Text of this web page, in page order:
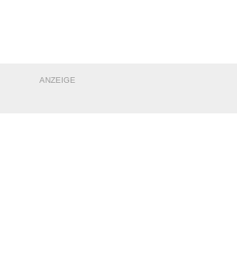
ANZEIGE